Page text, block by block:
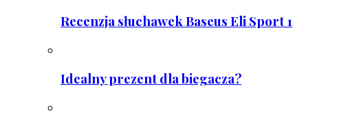
Recenzja słuchawek Baseus Eli Sport 1
Idealny prezent dla biegacza?